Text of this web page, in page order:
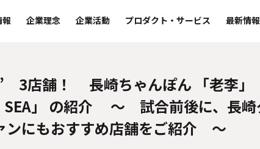
報 企業理念 企業活動 プロダクト・サービス 最新情報
3店舗！ 長崎ちゃんぽん 「老李」
SEA」 の紹介 ～ 試合前後に、長
にもおすすめ店舗をご紹介 ～